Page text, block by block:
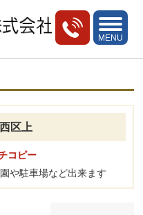
toggle
MENU
西区上
コピー
や駐車場など出来ます